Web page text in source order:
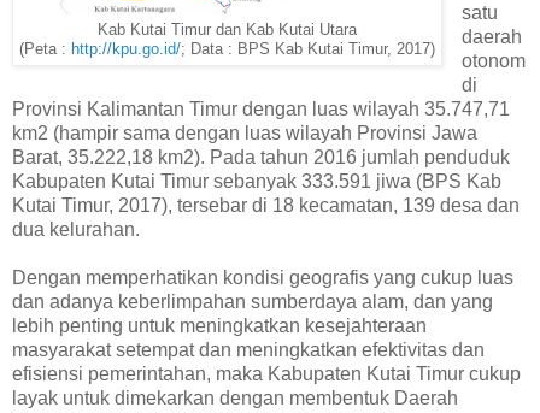
Kab Kutai Timur dan Kab Kutai Utara
(Peta : http://kpu.go.id/; Data : BPS Kab Kutai Timur, 2017)
satu
daerah
otonom
di
Provinsi Kalimantan Timur dengan luas wilayah 35.747,71
km2 (hampir sama dengan luas wilayah Provinsi Jawa
Barat, 35.222,18 km2). Pada tahun 2016 jumlah penduduk
Kabupaten Kutai Timur sebanyak 333.591 jiwa (BPS Kab
Kutai Timur, 2017), tersebar di 18 kecamatan, 139 desa dan
dua kelurahan.
Dengan memperhatikan kondisi geografis yang cukup luas
dan adanya keberlimpahan sumberdaya alam, dan yang
lebih penting untuk meningkatkan kesejahteraan
masyarakat setempat dan meningkatkan efektivitas dan
efisiensi pemerintahan, maka Kabupaten Kutai Timur cukup
layak untuk dimekarkan dengan membentuk Daerah